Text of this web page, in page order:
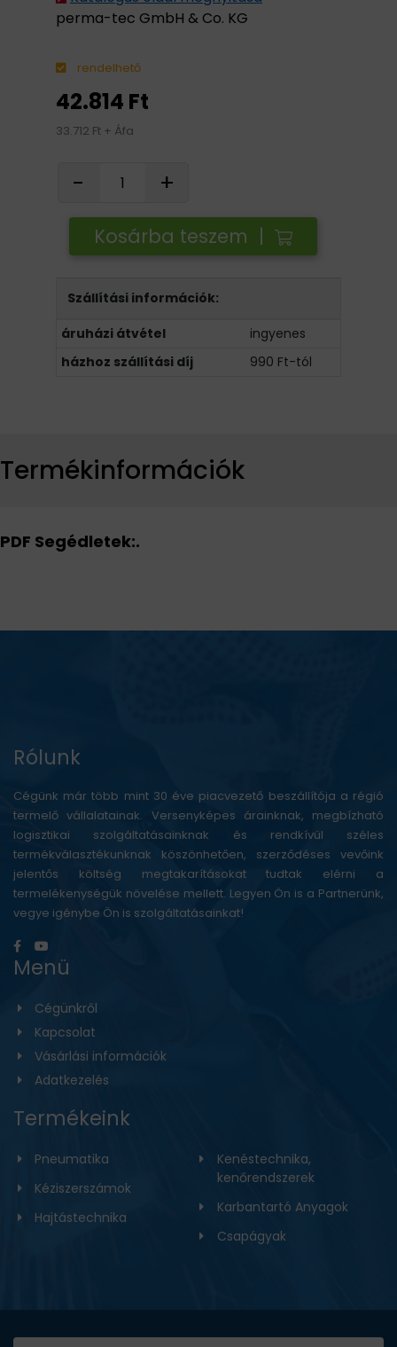
perma-tec GmbH & Co. KG
rendelhető
42.814 Ft
33.712 Ft + Áfa
- +
Kosárba teszem |
Szállítási információk:
áruházi átvétel
ingyenes
házhoz szállítási díj
990 Ft-tól
Termékinformációk
PDF Segédletek:.
Rólunk
Cégünk már több mint 30 éve piacvezető beszállítója a régió
termelő vállalatainak. Versenyképes árainknak, megbízható
logisztikai szolgáltatásainknak és rendkívül széles
termékválasztékunknak köszönhetően, szerződéses vevőink
jelentős költség megtakarításokat tudtak elérni a
termelékenységük növelése mellett. Legyen Ön is a Partnerünk,
vegye igénybe Ön is szolgáltatásainkat!
Menü
Cégünkről
Kapcsolat
Vásárlási információk
Adatkezelés
Termékeink
Pneumatika
Kéziszerszámok
Hajtástechnika
Kenéstechnika,
kenőrendszerek
Karbantartó Anyagok
Csapágyak